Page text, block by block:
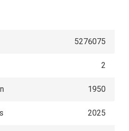
5276075
2
1950
2025